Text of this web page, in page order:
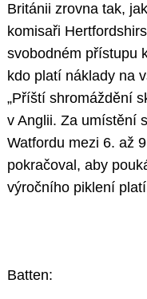
Británii zrovna tak,
komisaři
svobodném přístupu
kdo platí náklady na
„Příští shromáždění
v Anglii. Za umístění
Watfordu mezi 6. až
pokračoval, aby
výročního piklení
Batten: